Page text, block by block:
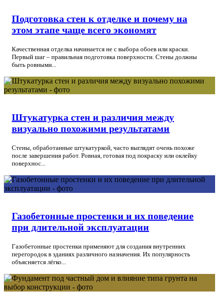
Подготовка стен к отделке и почему на
этом этапе чаще всего экономят
Качественная отделка начинается не с выбора обоев или краски.
Первый шаг – правильная подготовка поверхности. Стены должны
быть ровными...
Штукатурка стен и различия между
визуально похожими результатами
Стены, обработанные штукатуркой, часто выглядят очень похоже
после завершения работ. Ровная, готовая под покраску или оклейку
поверхнос...
Газобетонные простенки и их поведение
при длительной эксплуатации
Газобетонные простенки применяют для создания внутренних
перегородок в зданиях различного назначения. Их популярность
объясняется лёгко...